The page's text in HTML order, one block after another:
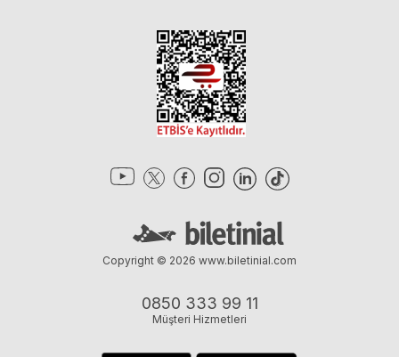
0850 333 99 11
Müşteri Hizmetleri
Copyright © 2026 www.biletinial.com